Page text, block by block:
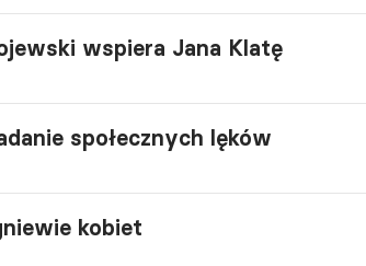
wspiera Jana Klatę
społecznych lęków
kobiet